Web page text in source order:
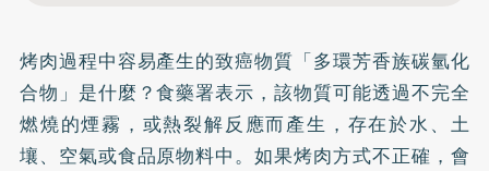
烤肉過程中容易產生的致癌物質「多環芳香族碳氫化
合物」是什麼？食藥署表示，該物質可能透過不完全
燃燒的煙霧，或熱裂解反應而產生，存在於水、土
壤、空氣或食品原物料中。如果烤肉方式不正確，會